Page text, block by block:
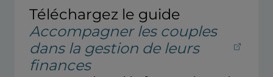
Téléchargez le guide
Accompagner les couples
dans la gestion de leurs
finances
(ouvre dans un nouvel onglet)